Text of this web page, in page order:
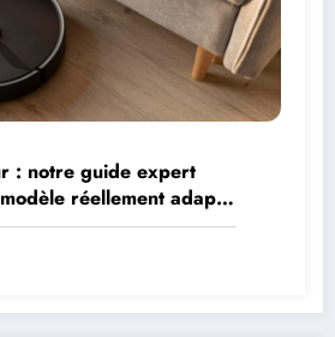
: notre guide expert
réellement adapté